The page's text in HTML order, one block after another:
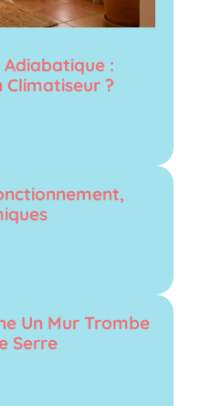
Adiabatique :
?
Un Mur Trombe
Serre